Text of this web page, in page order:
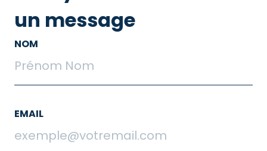
un message
NOM
EMAIL